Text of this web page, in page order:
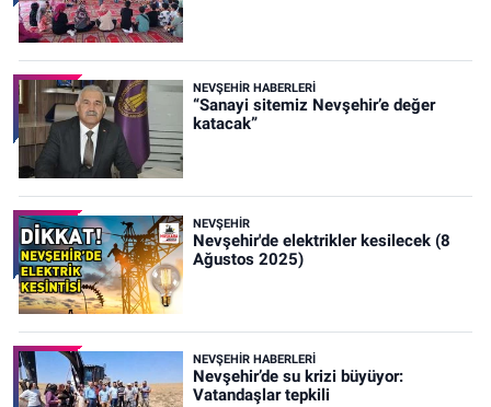
NEVŞEHIR HABERLERI
“Sanayi sitemiz Nevşehir’e değer
katacak”
NEVŞEHIR
Nevşehir'de elektrikler kesilecek (8
Ağustos 2025)
NEVŞEHIR HABERLERI
Nevşehir’de su krizi büyüyor:
Vatandaşlar tepkili